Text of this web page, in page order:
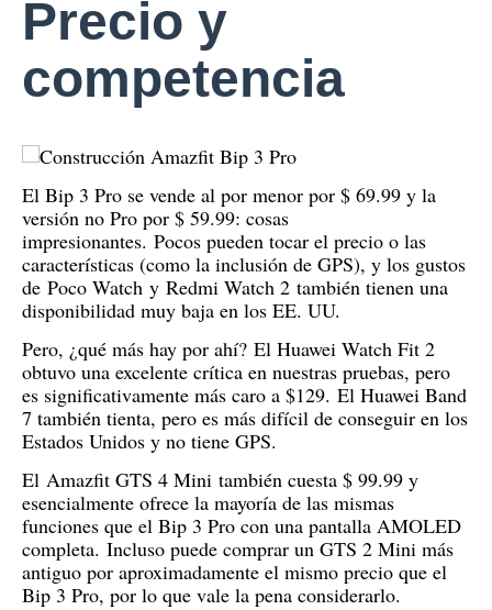
Precio y
competencia
El Bip 3 Pro se vende al por menor por $ 69.99 y la
versión no Pro por $ 59.99: cosas
impresionantes. Pocos pueden tocar el precio o las
características (como la inclusión de GPS), y los gustos
de Poco Watch y Redmi Watch 2 también tienen una
disponibilidad muy baja en los EE. UU.
Pero, ¿qué más hay por ahí? El Huawei Watch Fit 2
obtuvo una excelente crítica en nuestras pruebas, pero
es significativamente más caro a $129. El Huawei Band
7 también tienta, pero es más difícil de conseguir en los
Estados Unidos y no tiene GPS.
El Amazfit GTS 4 Mini también cuesta $ 99.99 y
esencialmente ofrece la mayoría de las mismas
funciones que el Bip 3 Pro con una pantalla AMOLED
completa. Incluso puede comprar un GTS 2 Mini más
antiguo por aproximadamente el mismo precio que el
Bip 3 Pro, por lo que vale la pena considerarlo.